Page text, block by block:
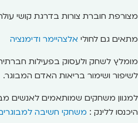
מצורפת חוברת צורות בדרגת קושי
מתאים גם לחולי אלצהיימר ודימנציה
מומלץ לשחק ולעסוק בפעילות חברתית
לשיפור ושימור בריאות האדם המבוגר.
למגוון משחקים שמותאמים לאנשים
היכנסו ללינק : משחקי חשיבה